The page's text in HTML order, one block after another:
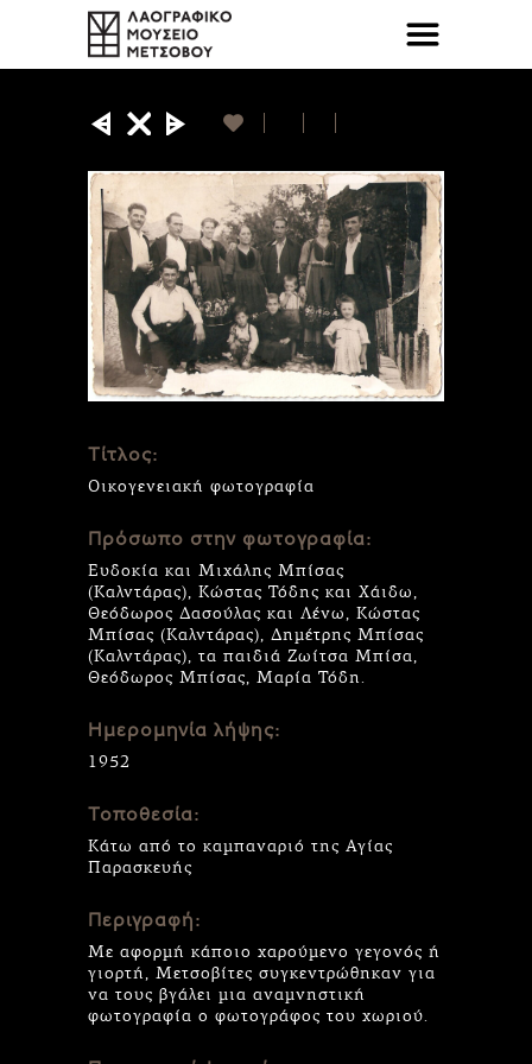
Τίτλος:
Οικογενειακή φωτογραφία
Πρόσωπο στην φωτογραφία:
Ευδοκία και Μιχάλης Μπίσας
(Καλντάρας), Κώστας Τόδης και Χάιδω,
Θεόδωρος Δασούλας και Λένω, Κώστας
Μπίσας (Καλντάρας), Δημέτρης Μπίσας
(Καλντάρας), τα παιδιά Ζωίτσα Μπίσα,
Θεόδωρος Μπίσας, Μαρία Τόδη.
Ημερομηνία λήψης:
1952
Τοποθεσία:
Κάτω από το καμπαναριό της Αγίας
Παρασκευής
Περιγραφή:
Με αφορμή κάποιο χαρούμενο γεγονός ή
γιορτή, Μετσοβίτες συγκεντρώθηκαν για
να τους βγάλει μια αναμνηστική
φωτογραφία ο φωτογράφος του χωριού.